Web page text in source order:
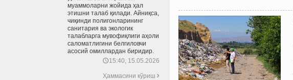
муаммоларни жойида ҳал
этишни талаб қилади. Айниқса,
чиқинди полигонларининг
санитария ва экологик
талабларга мувофиқлиги аҳоли
саломатлигини белгиловчи
асосий омиллардан биридир.
🕔15:40, 15.05.2026
Ҳаммасини кўриш 